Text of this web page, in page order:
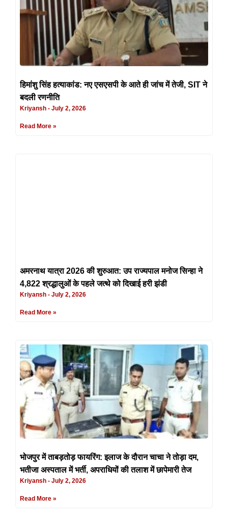
हिमांशु सिंह हत्याकांड: नए एसएसपी के आते ही जांच में तेजी, SIT ने
बदली रणनीति
Kriyansh July 2, 2026
Read More »
अमरनाथ यात्रा 2026 की शुरुआत: उप राज्यपाल मनोज सिन्हा ने
4,822 श्रद्धालुओं के पहले जत्थे को दिखाई हरी झंडी
Kriyansh July 2, 2026
Read More »
भोजपुर में ताबड़तोड़ फायरिंग: इलाज के दौरान चाचा ने तोड़ा दम,
भतीजा अस्पताल में भर्ती, अपराधियों की तलाश में छापेमारी तेज
Kriyansh July 2, 2026
Read More »